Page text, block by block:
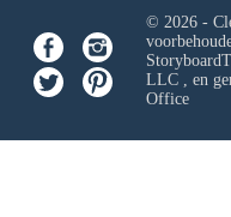
© 2026 -
LLC, en
Office